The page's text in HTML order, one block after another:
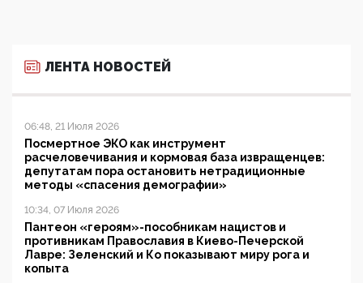
ЛЕНТА НОВОСТЕЙ
06:48, 21 Июля 2026
Посмертное ЭКО как инструмент
расчеловечивания и кормовая база извращенцев:
депутатам пора остановить нетрадиционные
методы «спасения демографии»
10:34, 07 Июля 2026
Пантеон «героям»-пособникам нацистов и
противникам Православия в Киево-Печерской
Лавре: Зеленский и Ко показывают миру рога и
копыта